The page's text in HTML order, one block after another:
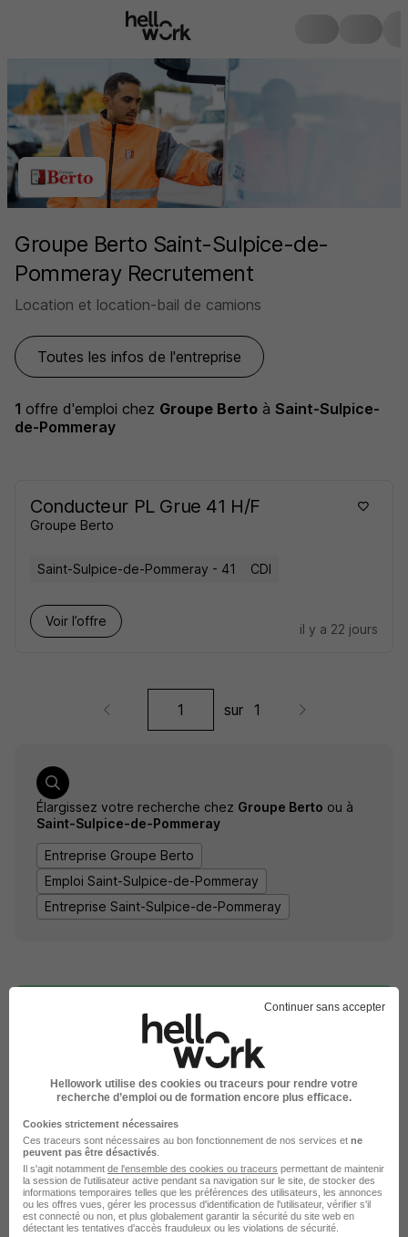
Groupe Berto Saint-Sulpice-de-
Pommeray Recrutement
Location et location-bail de camions
Toutes les infos de l'entreprise
1 offre d'emploi chez Groupe Berto à Saint-Sulpice-
de-Pommeray
Conducteur PL Grue 41 H/F
Groupe Berto
Saint-Sulpice-de-Pommeray - 41 CDI
Voir l’offre
il y a 22 jours
sur 1
Élargissez votre recherche chez Groupe Berto ou à
Saint-Sulpice-de-Pommeray
Entreprise Groupe Berto
Emploi Saint-Sulpice-de-Pommeray
Entreprise Saint-Sulpice-de-Pommeray
DÉPOSEZ VOTRE CV
Rendez votre CV accessible à l’ensemble des
recruteurs de la CVthèque Hellowork.
Rendre mon CV visible
Continuer sans accepter
Hellowork utilise des cookies ou traceurs pour rendre votre
recherche d’emploi ou de formation encore plus efficace.
Cookies strictement nécessaires
Ces traceurs sont nécessaires au bon fonctionnement de nos services et ne
peuvent pas être désactivés
Il s'agit notamment de l'ensemble des cookies ou traceurs permettant de maintenir
la session de l'utilisateur active pendant sa navigation sur le site, de stocker des
informations temporaires telles que les préférences des utilisateurs, les annonces
ou les offres vues, gérer les processus d'identification de l'utilisateur, vérifier s'il
est connecté ou non, et plus globalement garantir la sécurité du site web en
détectant les tentatives d'accès frauduleux ou les violations de sécurité.